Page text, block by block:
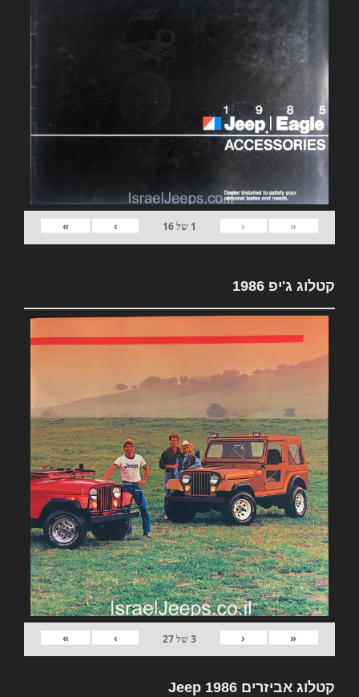
«
‹
1 של16
›
»
קטלוג ג'יפ 1986
«
‹
3של27
›
»
קטלוג אביזרים Jeep 1986